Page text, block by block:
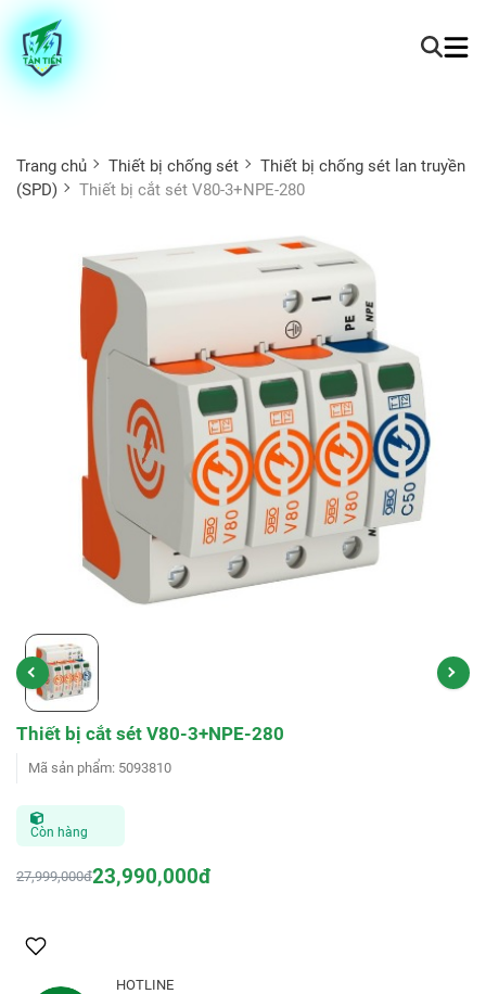
Trang chủ Thiết bị chống sét
Thiết bị chống sét lan truyền
(SPD)
Thiết bị cắt sét V80-3+NPE-280
Thiết bị cắt sét V80-3+NPE-280
Mã sản phẩm: 5093810
Còn hàng
27,999,000đ23,990,000đ
HOTLINE